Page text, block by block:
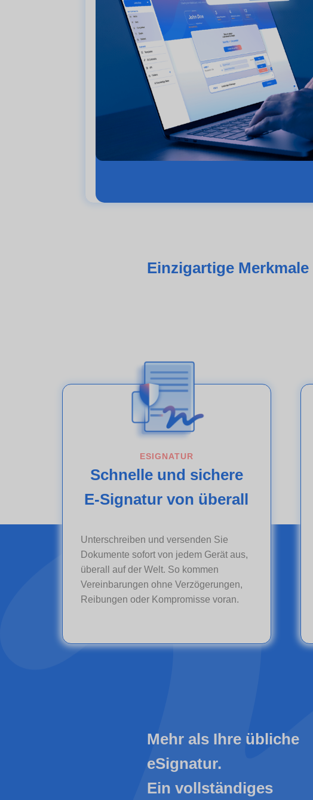
Einzigartige Merkmale
ESIGNATUR
Schnelle und sichere
E-Signatur von überall
Unterschreiben und versenden Sie
Dokumente sofort von jedem Gerät aus,
überall auf der Welt. So kommen
Vereinbarungen ohne Verzögerungen,
Reibungen oder Kompromisse voran.
Mehr als Ihre übliche
eSignatur.
Ein vollständiges